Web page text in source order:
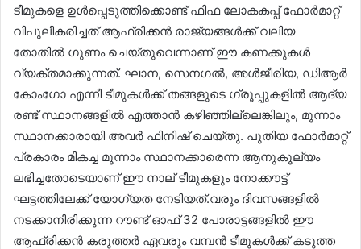
ടീമുകളെ ഉൾപ്പെടുത്തിക്കൊണ്ട് ഫിഫ ലോകകപ്പ് ഫോർമാറ്റ്
വിപുലീകരിച്ചത് ആഫ്രിക്കൻ രാജ്യങ്ങൾക്ക് വലിയ
തോതിൽ ഗുണം ചെയ്തുവെന്നാണ് ഈ കണക്കുകൾ
വ്യക്തമാക്കുന്നത്. ഘാന, സെനഗൽ, അൾജീരിയ, ഡിആർ
കോംഗോ എന്നീ ടീമുകൾക്ക് തങ്ങളുടെ ഗ്രൂപ്പുകളിൽ ആദ്യ
രണ്ട് സ്ഥാനങ്ങളിൽ എത്താൻ കഴിഞ്ഞില്ലെങ്കിലും, മൂന്നാം
സ്ഥാനക്കാരായി അവർ ഫിനിഷ് ചെയ്തു. പുതിയ ഫോർമാറ്റ്
പ്രകാരം മികച്ച മൂന്നാം സ്ഥാനക്കാരെന്ന ആനുകൂല്യം
ലഭിച്ചതോടെയാണ് ഈ നാല് ടീമുകളും നോക്കൗട്ട്
ഘട്ടത്തിലേക്ക് യോഗ്യത നേടിയത്.വരും ദിവസങ്ങളിൽ
നടക്കാനിരിക്കുന്ന റൗണ്ട് ഓഫ് 32 പോരാട്ടങ്ങളിൽ ഈ
ആഫ്രിക്കൻ കരുത്തർ ഏവരും വമ്പൻ ടീമുകൾക്ക് കടുത്ത